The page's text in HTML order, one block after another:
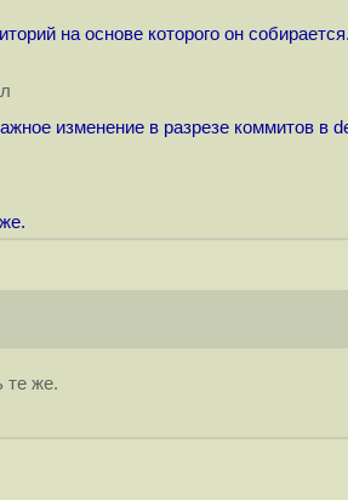
на основе которого он
изменение в разрезе коммитов в
те же.